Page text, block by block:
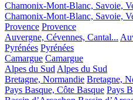
Chamonix-Mont-Blanc, Savoie,
Chamonix-Mont-Blanc, Savoie,
Provence Provence
Auvergne, Cévennes, Cantal...
Pyrénées Pyrénées
Camargue Camargue
Alpes du SudAlpes du Sud
Bretagne, Normandie Bretagne,
Pays Basque, Côte Basque Pays